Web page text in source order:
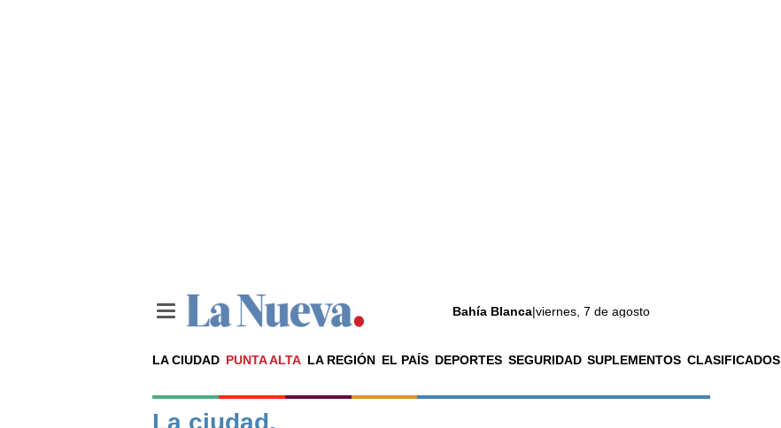
Bahía Blanca|viernes, 7 de agosto
LA CIUDAD PUNTA ALTA LA REGIÓN EL PAÍS DEPORTES SEGURIDAD SUPLEMENTOS CLASIFICADOS
Noticias
La ciudad
La ciudad.